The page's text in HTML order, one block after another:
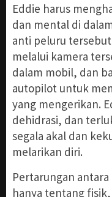
Eddie harus
dan mental di
anti peluru
melalui kamera
dalam mobil, dan
autopilot untuk
yang mengerikan.
dehidrasi, dan
segala akal dan
melarikan diri.
Pertarungan
hanya tentang